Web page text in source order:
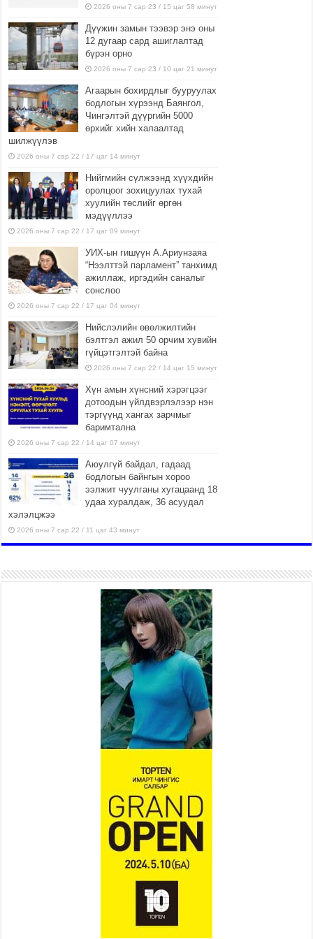
2026 оны 7 сар 23 / 15 цаг 58 минут
Дүүжин замын тээвэр энэ оны
12 дугаар сард ашиглалтад
бүрэн орно
2026 оны 7 сар 23 / 10 цаг 21 минут
Агаарын бохирдлыг бууруулах
бодлогын хүрээнд Баянгол,
Чингэлтэй дүүргийн 5000
өрхийг хийн халаалтад
шилжүүлэв
2026 оны 7 сар 22 / 17 цаг 14 минут
Нийгмийн сүлжээнд хүүхдийн
оролцоог зохицуулах тухай
хуулийн төслийг өргөн
мэдүүллээ
2026 оны 7 сар 22 / 17 цаг 09 минут
УИХ-ын гишүүн А.Ариунзаяа
“Нээлттэй парламент” танхимд
ажиллаж, иргэдийн саналыг
сонслоо
2026 оны 7 сар 22 / 17 цаг 04 минут
Нийслэлийн өвөлжилтийн
бэлтгэл ажил 50 орчим хувийн
гүйцэтгэлтэй байна
2026 оны 7 сар 22 / 14 цаг 15 минут
Хүн амын хүнсний хэрэгцээг
дотоодын үйлдвэрлэлээр нэн
тэргүүнд хангах зарчмыг
баримтална
2026 оны 7 сар 22 / 14 цаг 07 минут
Аюулгүй байдал, гадаад
бодлогын байнгын хороо
ээлжит чуулганы хугацаанд 18
удаа хуралдаж, 36 асуудал
хэлэлцжээ
2026 оны 7 сар 22 / 11 цаг 43 минут
боломжтой-Хүүхэд хөгжүүлэх
төв” байгуулах төсөлд төр,
хувийн хэвшлийн түншлэлийн хүрээнд хамтран
ажиллахыг урьж байна
2026 оны 7 сар 22 / 9 цаг 28 минут
Б.Пүрэвдагва: “Урт цагаан”-ыг
залуучууд чөлөөт цагаа
өнгөрүүлдэг, жуулчид зорьж
ирдэг цэг болгоно
2026 оны 7 сар 21 / 16 цаг 47 минут
Тусгай замын автобус /BRT/ төслийн удирдах
хорооны ээлжит хуралдаан боллоо
Ерөнхий сайд Н.Учрал БНХАУ-аас Монгол Улсад
суугаа Элчин сайд Шэнь Миньжюанийг хүлээн
2026 оны 7 сар 21 / 16 цаг 39 минут
БҮГД НАЙРАМДАХ ТАЖИКИСТАН УЛСТАЙ
ЭДИЙН ЗАСГИЙН ХАМТЫН АЖИЛЛАГААГ
2026 оны 7 сар 21 / 16 цаг 34 минут
26,992 суралцагч хотхоны бага сургуульд, 8100
суралцагч төрөлжсөн ахлах сургуульд